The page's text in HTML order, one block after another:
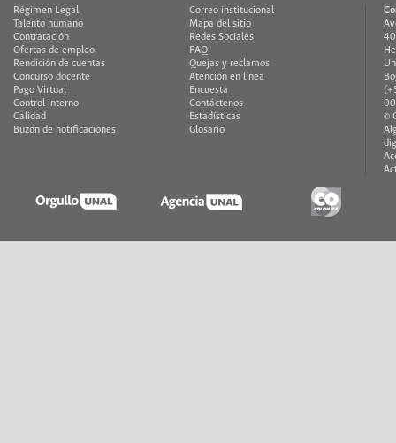
Régimen Legal
Talento humano
Contratación
Ofertas de empleo
Rendición de cuentas
Concurso docente
Pago Virtual
Control interno
Calidad
Buzón de notificaciones
Correo institucional
Mapa del sitio
Redes Sociales
FAQ
Quejas y reclamos
Atención en línea
Encuesta
Contáctenos
Estadísticas
Glosario
©